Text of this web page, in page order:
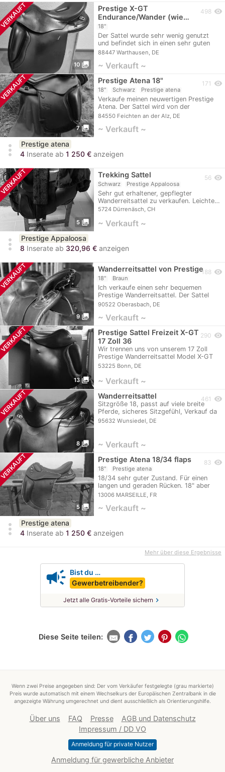
10 photo_library
Prestige X-GT
Endurance/Wander (wie…
18"
Der Sattel wurde sehr wenig genutzt
und befindet sich in einen sehr guten
und…
88447 Warthausen, DE
498 visibility
~ Verkauft ~
7 photo_library
Prestige Atena 18"
18" Schwarz Prestige atena
Verkaufe meinen neuwertigen Prestige
Atena. Der Sattel wird von der
berittenen,…
84550 Feichten an der Alz, DE
171 visibility
~ Verkauft ~
more_vert
Prestige atena
4 Inserate ab 1 250 € anzeigen
5 photo_library
Trekking Sattel
Schwarz Prestige Appaloosa
Sehr gut erhaltener, gepflegter
Wanderreitsattel zu verkaufen. Leichte…
5724 Dürrenäsch, CH
56 visibility
~ Verkauft ~
more_vert
Prestige Appaloosa
8 Inserate ab 320,96 € anzeigen
9 photo_library
Wanderreitsattel von Prestige
18" Braun
Ich verkaufe einen sehr bequemen
Prestige Wanderreitsattel. Der Sattel
wurde extra…
90522 Oberasbach, DE
188 visibility
~ Verkauft ~
13 photo_library
Prestige Sattel Freizeit X-GT
17 Zoll 36
Wir trennen uns von unserem 17 Zoll
Prestige Wanderreitsattel Model X-GT
Cuoio - aus…
53225 Bonn, DE
290 visibility
~ Verkauft ~
8 photo_library
Wanderreitsattel
Sitzgröße 18, passt auf viele breite
Pferde, sicheres Sitzgefühl, Verkauf da
Pferd…
95632 Wunsiedel, DE
461 visibility
~ Verkauft ~
5 photo_library
Prestige Atena 18/34 flaps
18" Prestige atena
18/34 sehr guter Zustand. Für einen
langen und geraden Rücken. 18" aber
auf der…
13006 MARSEILLE, FR
83 visibility
~ Verkauft ~
more_vert
Prestige atena
4 Inserate ab 1 250 € anzeigen
Mehr über diese Ergebnisse
campaign Bist du …
Gewerbetreibender?
Jetzt alle Gratis-Vorteile sichern chevron_right
Diese Seite teilen:
Wenn zwei Preise angegeben sind: Der vom Verkäufer festgelegte (grau markierte)
Preis wurde automatisch mit einem Wechselkurs der Europäischen Zentralbank in die
angezeigte Währung umgerechnet und dient ausschließlich als Orientierungshilfe.
Über uns FAQ Presse
AGB und Datenschutz
Impressum / DD VO
Anmeldung für private Nutzer
Anmeldung für gewerbliche Anbieter